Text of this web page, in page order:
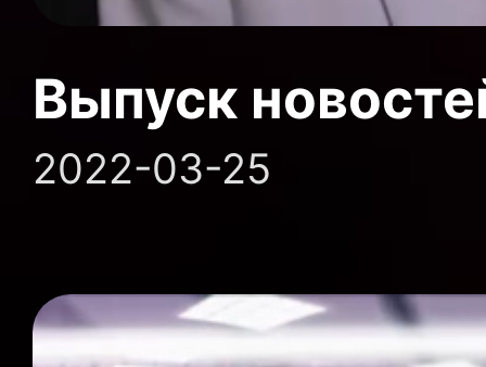
Выпуск
2022-03-25